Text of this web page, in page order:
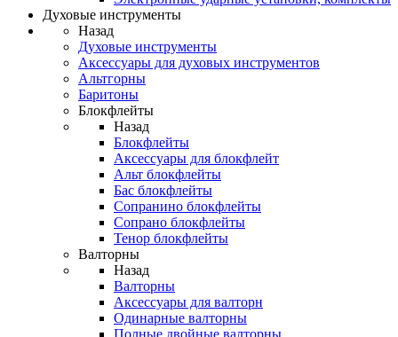
Духовые инструменты
Назад
Духовые инструменты
Аксессуары для духовых инструментов
Альтгорны
Баритоны
Блокфлейты
Назад
Блокфлейты
Аксессуары для блокфлейт
Альт блокфлейты
Бас блокфлейты
Сопранино блокфлейты
Сопрано блокфлейты
Тенор блокфлейты
Валторны
Назад
Валторны
Аксессуары для валторн
Одинарные валторны
Полные двойные валторны